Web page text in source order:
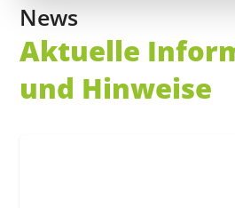
News
Aktuelle
und Hinweise